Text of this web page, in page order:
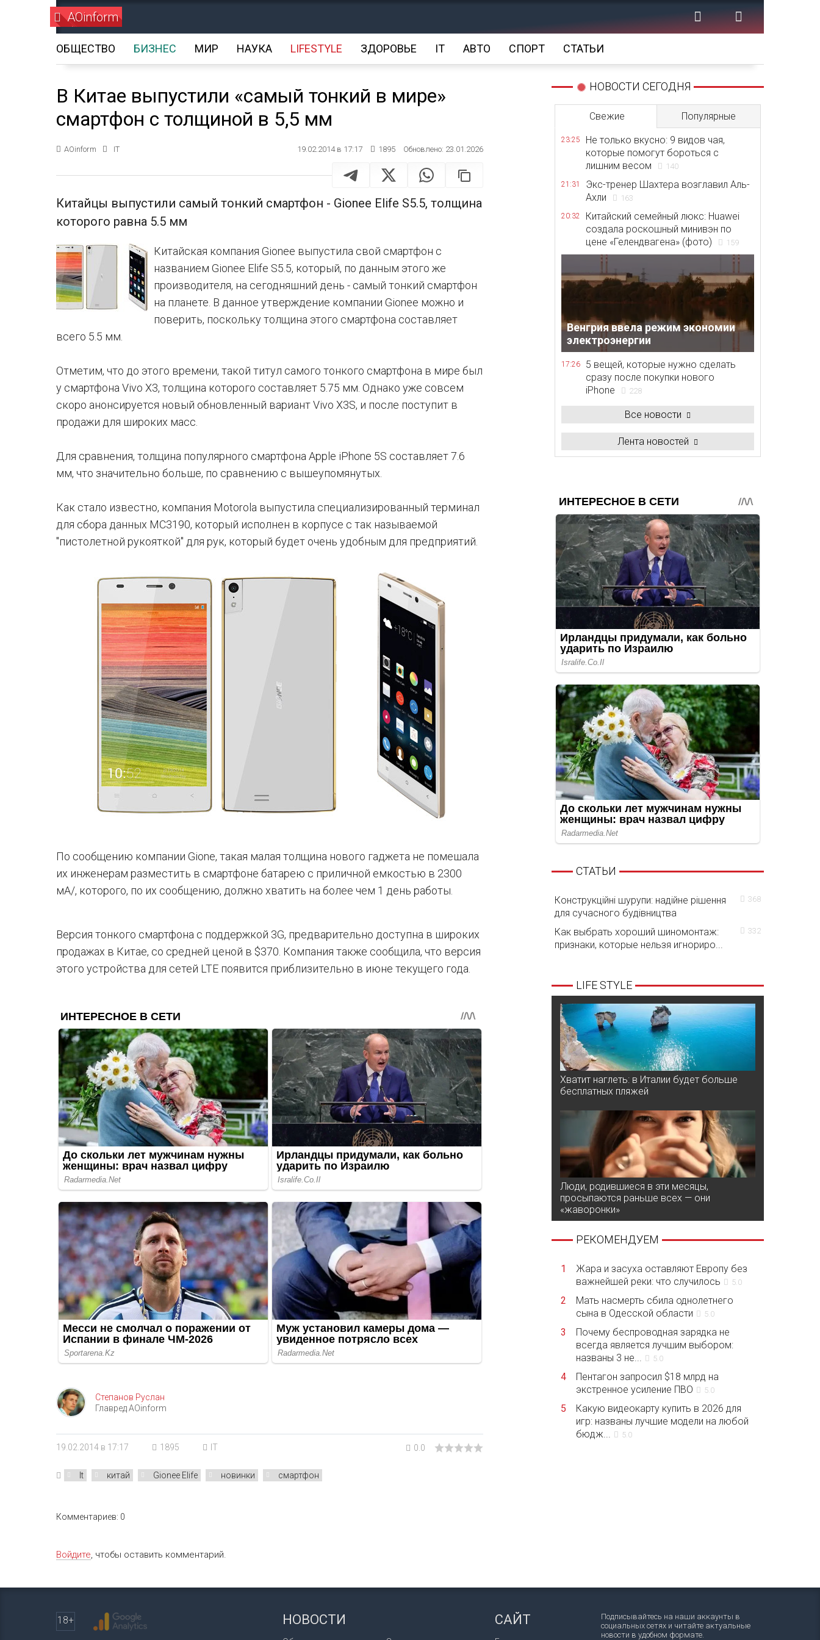
AOinform
ОБЩЕСТВО БИЗНЕС МИР НАУКА LIFESTYLE ЗДОРОВЬЕ IT АВТО СПОРТ СТАТЬИ
В Китае выпустили «самый тонкий в мире»
смартфон с толщиной в 5,5 мм
AOinform IT 19.02.2014 в 17:17 1895 Обновлено: 23.01.2026
Китайцы выпустили самый тонкий смартфон - Gionee Elife S5.5, толщина
которого равна 5.5 мм
Китайская компания Gionee выпустила свой смартфон с
названием Gionee Elife S5.5, который, по данным этого же
производителя, на сегодняшний день - самый тонкий смартфон
на планете. В данное утверждение компании Gionee можно и
поверить, поскольку толщина этого смартфона составляет
всего 5.5 мм.
Отметим, что до этого времени, такой титул самого тонкого смартфона в мире был
у смартфона Vivo X3, толщина которого составляет 5.75 мм. Однако уже совсем
скоро анонсируется новый обновленный вариант Vivo X3S, и после поступит в
продажи для широких масс.
Для сравнения, толщина популярного смартфона Apple iPhone 5S составляет 7.6
мм, что значительно больше, по сравнению с вышеупомянутых.
Как стало известно, компания Motorola выпустила специализированный терминал
для сбора данных MC3190, который исполнен в корпусе с так называемой
"пистолетной рукояткой" для рук, который будет очень удобным для предприятий.
По сообщению компании Gione, такая малая толщина нового гаджета не помешала
их инженерам разместить в смартфоне батарею с приличной емкостью в 2300
мА/, которого, по их сообщению, должно хватить на более чем 1 день работы.
Версия тонкого смартфона с поддержкой 3G, предварительно доступна в широких
продажах в Китае, со средней ценой в $370. Компания также сообщила, что версия
этого устройства для сетей LTE появится приблизительно в июне текущего года.
Степанов Руслан
Главред AOinform
19.02.2014 в 17:17 1895 IT 0.0
It китай Gionee Elife новинки смартфон
Комментариев: 0
Войдите, чтобы оставить комментарий.
НОВОСТИ СЕГОДНЯ
Свежие Популярные
23:25
Не только вкусно: 9 видов чая,
которые помогут бороться с
лишним весом
140
21:31
Экс-тренер Шахтера возглавил Аль-
Ахли
163
20:32
Китайский семейный люкс: Huawei
создала роскошный минивэн по
цене «Гелендвагена» (фото)
159
Венгрия ввела режим экономии
электроэнергии
17:26
5 вещей, которые нужно сделать
сразу после покупки нового
iPhone
228
Все новости
Лента новостей
СТАТЬИ
Конструкційні шурупи: надійне рішення
для сучасного будівництва
368
Как выбрать хороший шиномонтаж:
признаки, которые нельзя игнориро...
332
LIFE STYLE
Хватит наглеть: в Италии будет больше
бесплатных пляжей
Люди, родившиеся в эти месяцы,
просыпаются раньше всех — они
«жаворонки»
РЕКОМЕНДУЕМ
1
Жара и засуха оставляют Европу без
важнейшей реки: что случилось
5.0
2
Мать насмерть сбила однолетнего
сына в Одесской области
5.0
3
Почему беспроводная зарядка не
всегда является лучшим выбором:
названы 3 не...
5.0
4
Пентагон запросил $18 млрд на
экстренное усиление ПВО
5.0
5
Какую видеокарту купить в 2026 для
игр: названы лучшие модели на любой
бюдж...
5.0
18+ НОВОСТИ САЙТ
Подписывайтесь на наши аккаунты в
социальных сетях и читайте актуальные
новости в удобном формате.